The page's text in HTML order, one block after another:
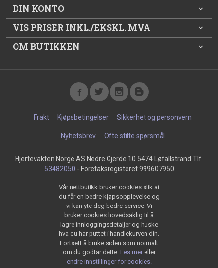
DIN KONTO
VIS PRISER INKL./EKSKL. MVA
OM BUTIKKEN
Frakt Kjøpsbetingelser Sikkerhet og personvern
Nyhetsbrev Ofte stilte spørsmål
Hjertevakten Norge AS Nedre Gjerde 10 5474 Løfallstrand Tlf.
53482050 - Foretaksregisteret 999607950
Vår nettbutikk bruker cookies slik at
du får en bedre kjøpsopplevelse og
vi kan yte deg bedre service. Vi
bruker cookies hovedsaklig til å
lagre innloggingsdetaljer og huske
hva du har puttet i handlekurven din.
Fortsett å bruke siden som normalt
om du godtar dette. Les mer eller
endre innstillinger for cookies.